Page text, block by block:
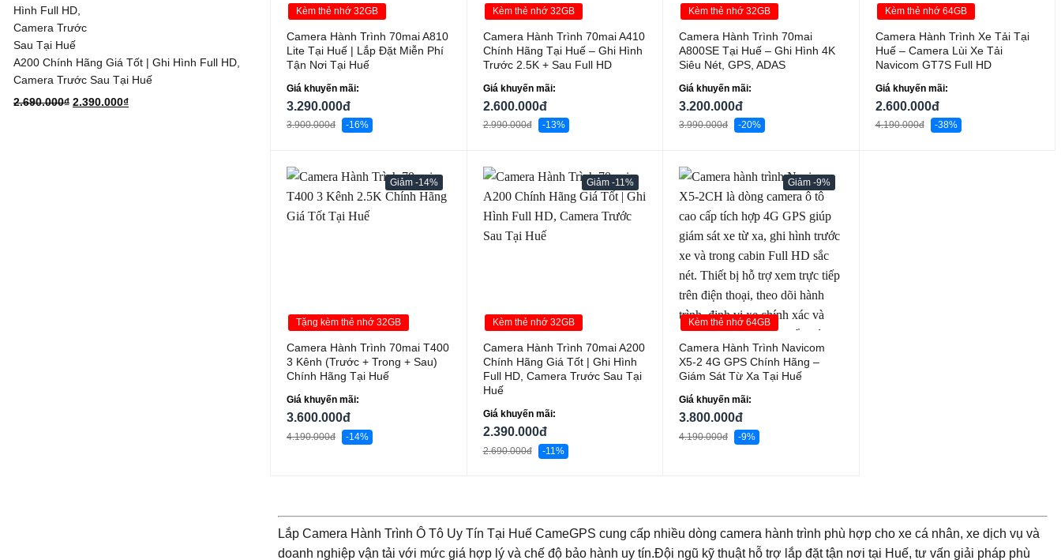
A200 Chính Hãng Giá Tốt | Ghi Hình Full HD,
Camera Trước Sau Tại Huế
2.690.000₫ Giá
2.390.000₫Giá
Kèm thẻ nhớ 32GB
Camera Hành Trình 70mai A810
Lite Tại Huế | Lắp Đặt Miễn Phí
Tận Nơi Tại Huế
Giá khuyến mãi:
3.290.000đ
3.900.000đ -16%
Kèm thẻ nhớ 32GB
Camera Hành Trình 70mai A410
Chính Hãng Tại Huế – Ghi Hình
Trước 2.5K + Sau Full HD
Giá khuyến mãi:
2.600.000đ
2.990.000đ -13%
Kèm thẻ nhớ 32GB
Camera Hành Trình 70mai
A800SE Tại Huế – Ghi Hình 4K
Siêu Nét, GPS, ADAS
Giá khuyến mãi:
3.200.000đ
3.990.000đ -20%
Kèm thẻ nhớ 64GB
Camera Hành Trình Xe Tải Tại
Huế – Camera Lùi Xe Tải
Navicom GT7S Full HD
Giá khuyến mãi:
2.600.000đ
4.190.000đ -38%
-14%
Tặng kèm thẻ nhớ 32GB
Camera Hành Trình 70mai T400
3 Kênh (Trước + Trong + Sau)
Chính Hãng Tại Huế
Giá khuyến mãi:
3.600.000đ
4.190.000đ -14%
-11%
Kèm thẻ nhớ 32GB
Camera Hành Trình 70mai A200
Chính Hãng Giá Tốt | Ghi Hình
Full HD, Camera Trước Sau Tại
Huế
Giá khuyến mãi:
2.390.000đ
2.690.000đ -11%
-9%
Kèm thẻ nhớ 64GB
Camera Hành Trình Navicom
X5-2 4G GPS Chính Hãng –
Giám Sát Từ Xa Tại Huế
Giá khuyến mãi:
3.800.000đ
4.190.000đ -9%
Lắp Camera Hành Trình Ô Tô Uy Tín Tại Huế CameGPS cung cấp nhiều dòng camera hành trình phù hợp cho xe cá nhân, xe dịch vụ và
doanh nghiệp vận tải với mức giá hợp lý và chế độ bảo hành uy tín.Đội ngũ kỹ thuật hỗ trợ lắp đặt tận nơi tại Huế, tư vấn giải pháp phù